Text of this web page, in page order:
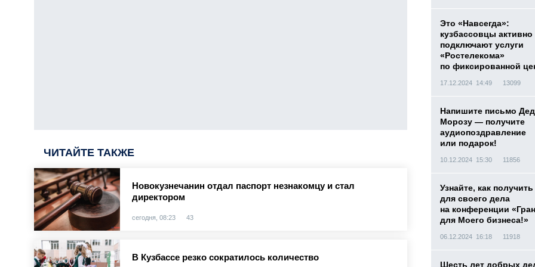
ЧИТАЙТЕ ТАКЖЕ
Новокузнечанин отдал паспорт незнакомцу и стал
директором
сегодня, 08:23 43
В Кузбассе резко сократилось количество
Это «Навсегда»:
кузбассовцы активно
подключают услуги
«Ростелекома»
по фиксированной
17.12.2024 14:49 13099
Напишите письмо
Морозу — получите
аудиопоздравление
или подарок!
10.12.2024 15:30 11856
Узнайте, как получить
для своего дела
на конференции
для Моего бизнеса!»
06.12.2024 16:18 11918
Шесть лет добрых